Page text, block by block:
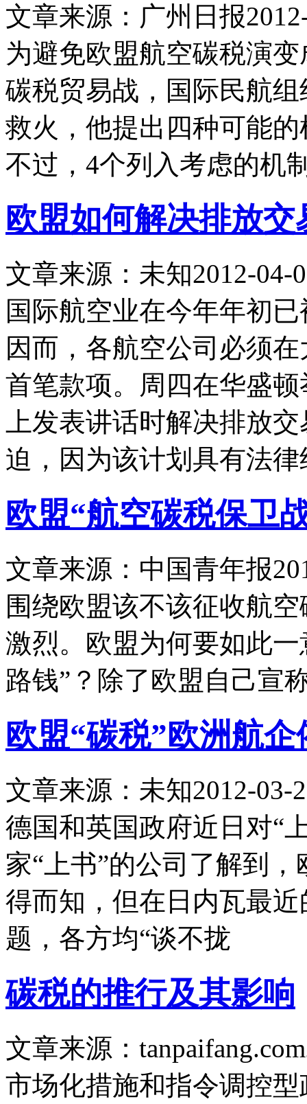
文章来源：广州日报
为避免欧盟航空碳税演
碳税贸易战，国际民航
救火，他提出四种可能
不过，4个列入考虑的机
欧盟如何解决排放
文章来源：未知2012-04-
国际航空业在今年年初
因而，各航空公司必须
首笔款项。周四在华盛
上发表讲话时解决排放
迫，因为该计划具有法律
欧盟“航空碳税保卫
文章来源：中国青年报
围绕欧盟该不该征收航
激烈。欧盟为何要如此
路钱”？除了欧盟自己宣
欧盟“碳税”欧洲航
文章来源：未知2012-03-
德国和英国政府近日对“
家“上书”的公司了解到
得而知，但在日内瓦最
题，各方均“谈不拢
碳税的推行及其影响
文章来源：tanpaifang.com
市场化措施和指令调控